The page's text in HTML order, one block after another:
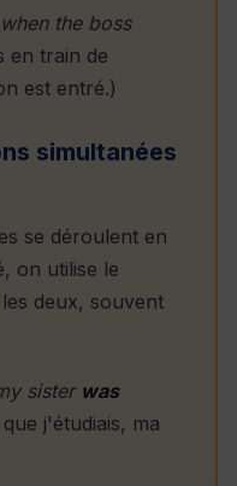
the boss
en train de
est entré.)
simultanées
se déroulent en
on utilise le
deux, souvent
sister was
j'étudiais, ma